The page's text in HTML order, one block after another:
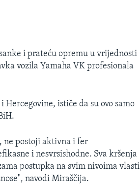
i prateću opremu u vrijednosti
vozila Yamaha VK profesionala
ističe da su ovo samo
ne postoji aktivna i fer
i nesvrsishodne. Sva kršenja
postupka na svim nivoima vlasti
navodi Miraščija.